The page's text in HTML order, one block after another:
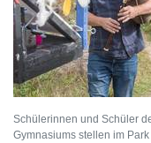
Schülerinnen und Schüler
Gymnasiums stellen im